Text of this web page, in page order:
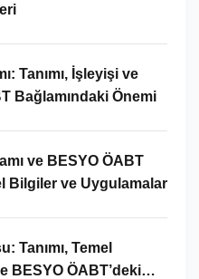
Tanımı, İşleyişi ve
Bağlamındaki Önemi
ve BESYO ÖABT
Bilgiler ve Uygulamalar
Tanımı, Temel
BESYO ÖABT’deki